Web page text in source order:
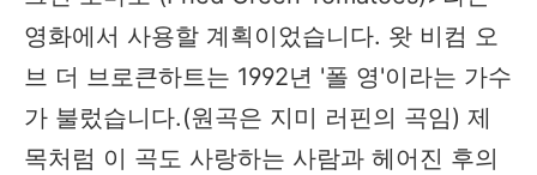
영화에서 사용할 계획이었습니다. 왓 비컴 오
브 더 브로큰하트는 1992년 '폴 영'이라는 가수
가 불렀습니다.(원곡은 지미 러핀의 곡임) 제
목처럼 이 곡도 사랑하는 사람과 헤어진 후의